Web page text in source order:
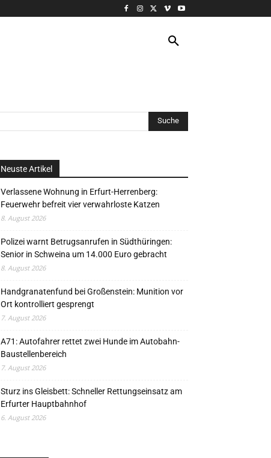
Neuste Artikel
Verlassene Wohnung in Erfurt-Herrenberg:
Feuerwehr befreit vier verwahrloste Katzen
8. August 2026
Polizei warnt Betrugsanrufen in Südthüringen:
Senior in Schweina um 14.000 Euro gebracht
8. August 2026
Handgranatenfund bei Großenstein: Munition vor
Ort kontrolliert gesprengt
7. August 2026
A71: Autofahrer rettet zwei Hunde im Autobahn-
Baustellenbereich
7. August 2026
Sturz ins Gleisbett: Schneller Rettungseinsatz am
Erfurter Hauptbahnhof
6. August 2026